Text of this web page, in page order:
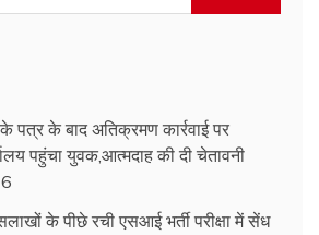
पत्र के बाद अतिक्रमण कार्रवाई पर
पहुंचा युवक,आत्मदाह की दी चेतावनी
के पीछे रची एसआई भर्ती परीक्षा में सेंध